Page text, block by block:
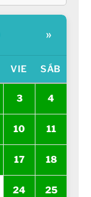
»
VIE SÁB
3 4
10 11
17 18
24 25